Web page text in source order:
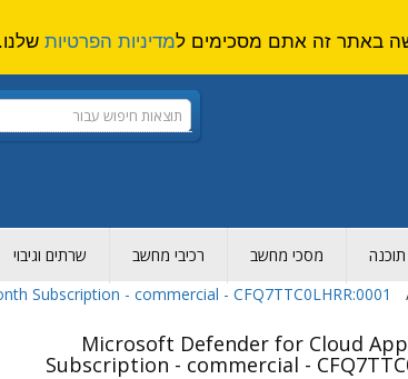
תוכנה מסכי מחשב רכיבי מחשב שרתים וגיבוי
Subscription - commercial - CFQ7TTC0LHRR:0001
Microsoft Defender for Cloud
Subscription - commercial -
מדיניות הפרטיות שלנו.